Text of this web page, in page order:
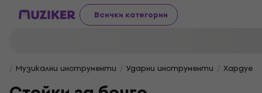
Всички категории
Музикални инструменти Ударни инструменти Хардуер